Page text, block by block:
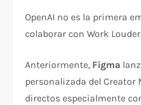
OpenAI no es la primera
colaborar con Work
Anteriormente, Figma
personalizada del Creator
directos especialmente